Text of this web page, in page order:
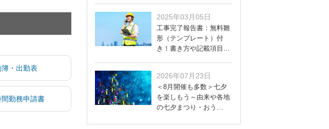
簿・出勤表
間勤務申請書
2025年03月05日
工事完了報告書：無料雛
形（テンプレート）付
き！書き方や記載項目…
2026年07月23日
＜8月開催も多数＞七夕
を楽しもう～由来や各地
の七夕まつり・おう…